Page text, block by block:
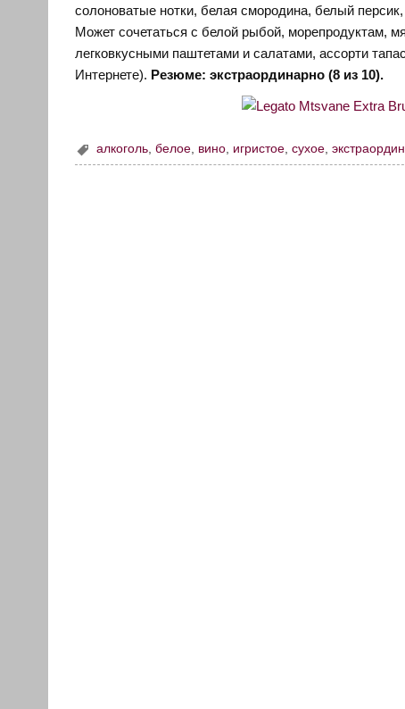
солоноватые нотки, белая смородина, белый
Может сочетаться с белой рыбой, морепродуктам,
легковкусными паштетами и салатами, ассорти
Интернете). Резюме: экстраординарно (8 из 10).
алкоголь ,белое вино игристое ,сухое ,